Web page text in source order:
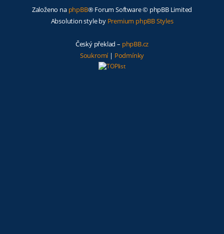
Založeno na phpBB® Forum Software © phpBB Limited
Absolution style by Premium phpBB Styles
Český překlad – phpBB.cz
Soukromí| Podmínky